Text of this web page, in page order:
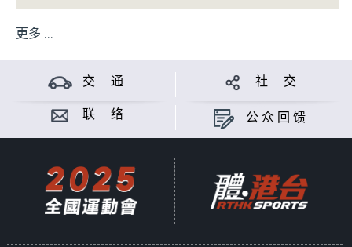
更多 ...
交 通 社 交
联 络 公众回馈